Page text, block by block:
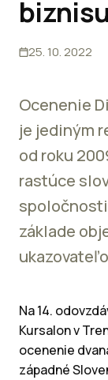
25. 10. 2022
Ocenenie
je jediným
od roku
rastúce
základe
Na 14.
Kursalon v
ocenenie
západné